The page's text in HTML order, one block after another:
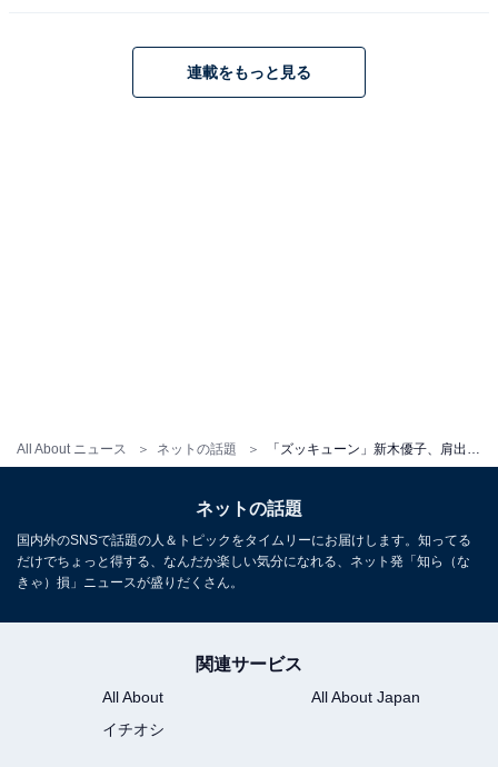
All About ニュース ネットの話題
連載をもっと見る
ネットの話題
国内外のSNSで話題の人＆トピックをタイムリーにお届けします。知ってる
だけでちょっと得する、なんだか楽しい気分になれる、ネット発「知ら（な
きゃ）損」ニュースが盛りだくさん。
関連サービス
All About
All About Japan
イチオシ